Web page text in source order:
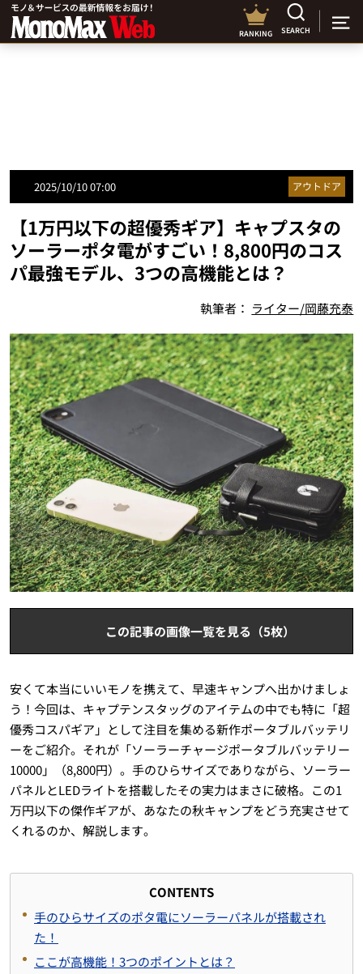
RANKING SEARCH
2025/10/10 07:00 アウトドア
【1万円以下の超優秀ギア】キャプスタの
ソーラーポタ電がすごい！8,800円のコス
パ最強モデル、3つの高機能とは？
執筆者： ライター/岡藤充泰
この記事の画像一覧を見る（5枚）
安くて本当にいいモノを携えて、早速キャンプへ出かけましょ
う！今回は、キャプテンスタッグのアイテムの中でも特に「超
優秀コスパギア」として注目を集める新作ポータブルバッテリ
ーをご紹介。それが「ソーラーチャージポータブルバッテリー
10000」（8,800円）。手のひらサイズでありながら、ソーラー
パネルとLEDライトを搭載したその実力はまさに破格。この1
万円以下の傑作ギアが、あなたの秋キャンプをどう充実させて
くれるのか、解説します。
CONTENTS
手のひらサイズのポタ電にソーラーパネルが搭載され
た！
ここが高機能！ 3つのポイントとは？